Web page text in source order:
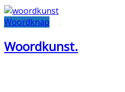
Woordknap
Woordkunst.